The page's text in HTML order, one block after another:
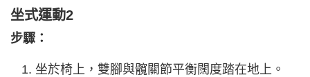
坐式運動2
步驟：
坐於椅上，雙腳與髖關節平衡闊度踏在地上。